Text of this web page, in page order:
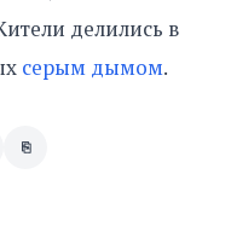
делились в
серым дымом.
⎘